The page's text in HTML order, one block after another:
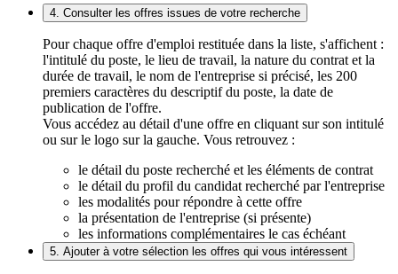
4. Consulter les offres issues de votre recherche
Pour chaque offre d'emploi restituée dans la liste, s'affichent :
l'intitulé du poste, le lieu de travail, la nature du contrat et la
durée de travail, le nom de l'entreprise si précisé, les 200
premiers caractères du descriptif du poste, la date de
publication de l'offre.
Vous accédez au détail d'une offre en cliquant sur son intitulé
ou sur le logo sur la gauche. Vous retrouvez :
le détail du poste recherché et les éléments de contrat
le détail du profil du candidat recherché par l'entreprise
les modalités pour répondre à cette offre
la présentation de l'entreprise (si présente)
les informations complémentaires le cas échéant
5. Ajouter à votre sélection les offres qui vous intéressent